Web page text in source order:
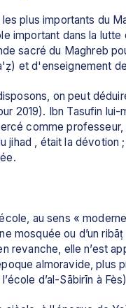
plus importants du
important dans la
sacré du Maghreb
et d'enseignement
on peut
2019). Ibn Tasufin
comme
jihad , était la
au sens «
mosquée ou d’un
revanche, elle n’est
almoravide, plus
d’al-Sābirīn à